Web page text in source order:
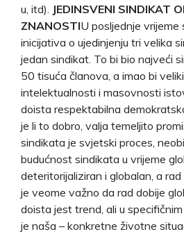
u, itd). JEDINSVENI SINDIKAT
ZNANOSTIU posljednje vrijeme
inicijativa o ujedinjenju tri velika
jedan sindikat. To bi bio najveći
50 tisuća članova, a imao bi
intelektualnosti i masovnosti
doista respektabilna
je li to dobro, valja temeljito
sindikata je svjetski proces,
budućnost sindikata u vrijeme
deteritorijaliziran i globalan, a
je veome važno da rad dobije
doista jest trend, ali u
je naša – konkretne životne